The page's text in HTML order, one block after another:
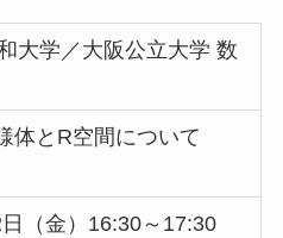
大学／大阪公立大学 数
体とR空間について
（金）16:30～17:30